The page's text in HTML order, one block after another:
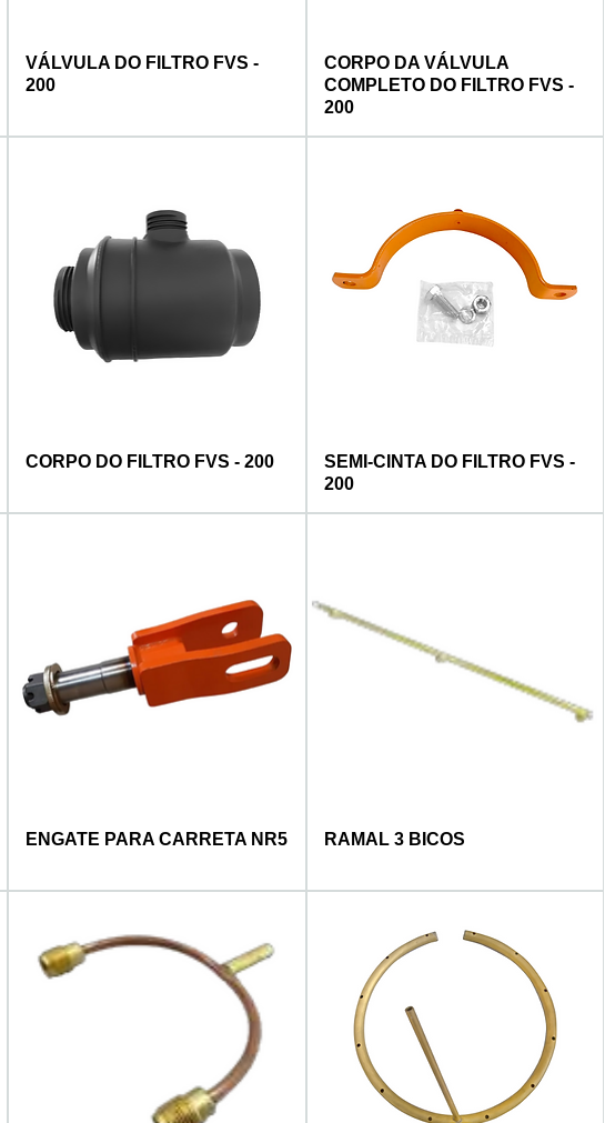
VÁLVULA DO FILTRO FVS -
200
CORPO DA VÁLVULA
COMPLETO DO FILTRO FVS -
200
CORPO DO FILTRO FVS - 200
SEMI-CINTA DO FILTRO FVS -
200
ENGATE PARA CARRETA NR5 RAMAL 3 BICOS